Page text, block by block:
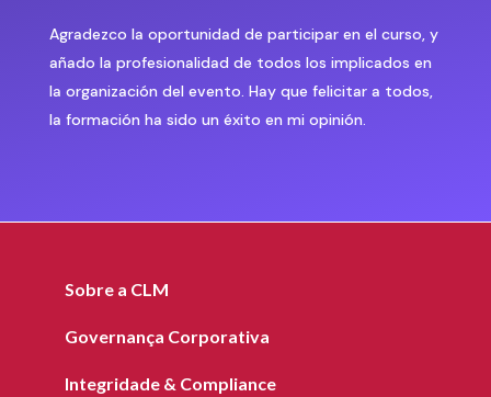
Agradezco la oportunidad de participar en el curso, y
añado la profesionalidad de todos los implicados en
la organización del evento. Hay que felicitar a todos,
la formación ha sido un éxito en mi opinión.
Sobre a CLM
Governança Corporativa
Integridade & Compliance